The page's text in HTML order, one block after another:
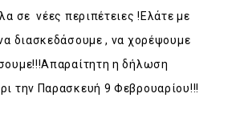
σε νέες περιπέτειες !Ελάτε με
διασκεδάσουμε , να χορέψουμε
η δήλωση
την Παρασκευή 9 Φεβρουαρίου!!!